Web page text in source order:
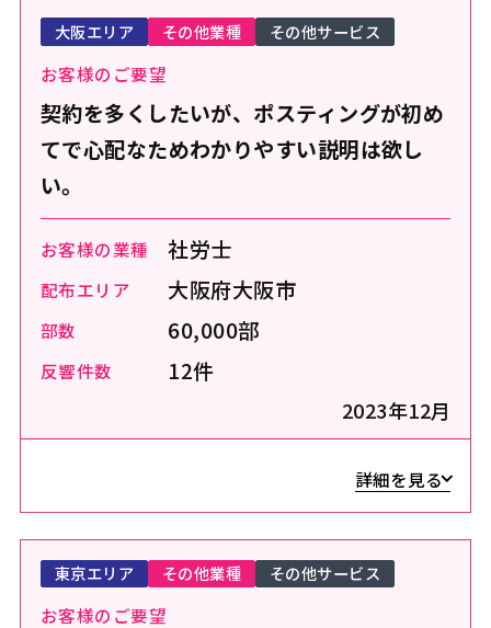
お客様のご要望
契約を多くしたいが、ポスティングが初め
てで心配なためわかりやすい説明は欲し
い。
お客様の業種 社労士
配布エリア 大阪府大阪市
部数 60,000部
反響件数 12件
2023年12月
大阪エリア その他業種 その他サービス
詳細を見る
お客様のご要望
東京エリア その他業種 その他サービス